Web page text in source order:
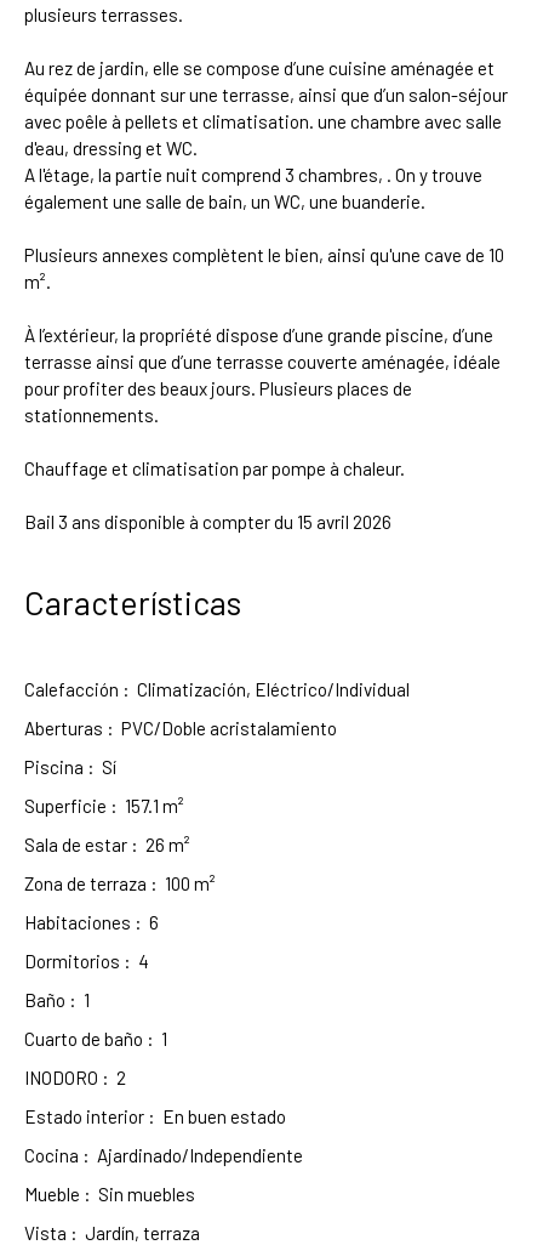
plusieurs terrasses.
Au rez de jardin, elle se compose d’une cuisine aménagée et
équipée donnant sur une terrasse, ainsi que d’un salon-séjour
avec poêle à pellets et climatisation. une chambre avec salle
d'eau, dressing et WC.
A l'étage, la partie nuit comprend 3 chambres, . On y trouve
également une salle de bain, un WC, une buanderie.
Plusieurs annexes complètent le bien, ainsi qu'une cave de 10
m².
À l’extérieur, la propriété dispose d’une grande piscine, d’une
terrasse ainsi que d’une terrasse couverte aménagée, idéale
pour profiter des beaux jours. Plusieurs places de
stationnements.
⁠Chauffage et climatisation par pompe à chaleur.
Bail 3 ans disponible à compter du 15 avril 2026
Características
Calefacción : Climatización, Eléctrico/Individual
Aberturas : PVC/Doble acristalamiento
Piscina : Sí
Superficie : 157.1 m²
Sala de estar : 26 m²
Zona de terraza : 100 m²
Habitaciones : 6
Dormitorios : 4
Baño : 1
Cuarto de baño : 1
INODORO : 2
Estado interior : En buen estado
Cocina : Ajardinado/Independiente
Mueble : Sin muebles
Vista : Jardín, terraza